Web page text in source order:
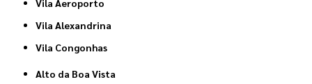
Vila Alexandrina
Vila Congonhas
Alto da Boa Vista